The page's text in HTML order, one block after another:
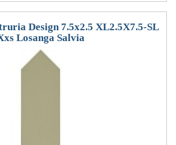
Design 7.5x2.5 XL2.5X7.5-SL
Losanga Salvia